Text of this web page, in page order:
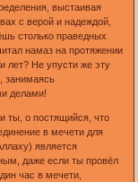
выстаивая
с верой и надеждой,
столько праведных
намаз на протяжении
лет? Не упусти же эту
занимаясь
делами!
ты, о постящийся, что
в мечети для
является
даже если ты провёл
час в мечети,